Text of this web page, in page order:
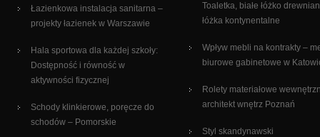
Łazienkowa instalacja sanitarna –
projekty łazienek w Warszawie
Hala sportowa dla każdej szkoły:
Dostępność i równość w
aktywności fizycznej
Schody klinkierowe, poręcze do
schodów – Pomorskie
Toaletka, białe łóżko
łóżka kontynentalne
Wpływ mebli na kontrakty –
biurowe gabinetowe w
Rolety materiałowe
architekt wnętrz Poznań
Styl skandynawski